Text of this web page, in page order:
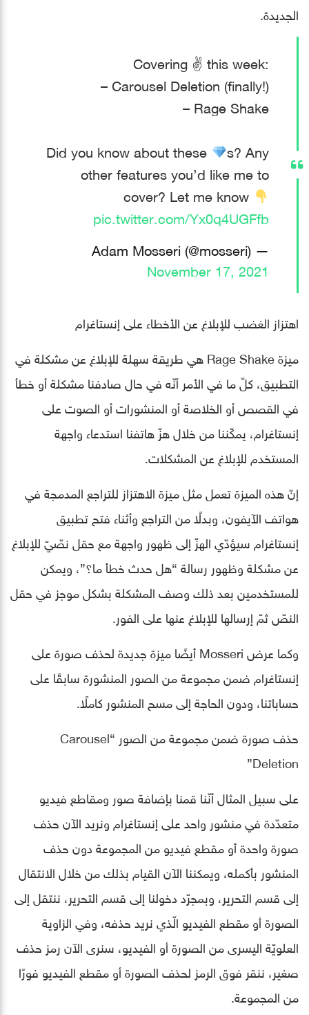
الجديدة.
Covering ✌️ this week:
– Carousel Deletion (finally!)
– Rage Shake
Did you know about these
s? Any
other features you’d like me to
cover? Let me know
pic.twitter.com/Yx0q4UGFfb
— Adam Mosseri (@mosseri)
November 17, 2021
اهتزاز الغضب للإبلاغ عن الأخطاء على إنستاغرام
ميزة Rage Shake هي طريقة سهلة للإبلاغ عن مشكلة في
التطبيق، كلّ ما في الأمر أنّه في حال صادفنا مشكلة أو خطأ
في القصص أو الخلاصة أو المنشورات أو الصوت على
إنستاغرام، يمكّننا من خلال هزّ هاتفنا استدعاء واجهة
المستخدم للإبلاغ عن المشكلات.
إنّ هذه الميزة تعمل مثل ميزة الاهتزاز للتراجع المدمجة في
هواتف الآيفون، وبدلًا من التراجع وأثناء فتح تطبيق
إنستاغرام سيؤدّي الهزّ إلى ظهور واجهة مع حقل نصّيّ للإبلاغ
عن مشكلة وظهور رسالة “هل حدث خطأ ما؟”، ويمكن
للمستخدمين بعد ذلك وصف المشكلة بشكل موجز في حقل
النصّ ثمّ إرسالها للإبلاغ عنها على الفور.
وكما عرض Mosseri أيضًا ميزة جديدة لحذف صورة على
إنستاغرام ضمن مجموعة من الصور المنشورة سابقًا على
حساباتنا، ودون الحاجة إلى مسح المنشور كاملًا.
حذف صورة ضمن مجموعة من الصور “Carousel
Deletion”
على سبيل المثال أنّنا قمنا بإضافة صور ومقاطع فيديو
متعدّدة في منشور واحد على إنستاغرام ونريد الآن حذف
صورة واحدة أو مقطع فيديو من المجموعة دون حذف
المنشور بأكمله، ويمكننا الآن القيام بذلك من خلال الانتقال
إلى قسم التحرير، وبمجرّد دخولنا إلى قسم التحرير، ننتقل إلى
الصورة أو مقطع الفيديو الّذي نريد حذفه، وفي الزاوية
العلويّة اليسرى من الصورة أو الفيديو، سنرى الآن رمز حذف
صغير، ننقر فوق الرمز لحذف الصورة أو مقطع الفيديو فورًا
من المجموعة.